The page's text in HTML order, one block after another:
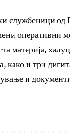
од
оперативни
материја,
како и три
и